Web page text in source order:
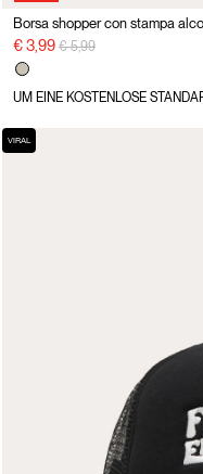
Borsa shopper con stampa
€ 3,99 Preisreduzierung von
€ 5,99auf
UM EINE KOSTENLOSE
VIRAL